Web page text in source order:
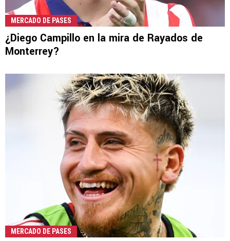
MERCADO DE PASES
¿Diego Campillo en la mira de Rayados de
Monterrey?
MERCADO DE PASES